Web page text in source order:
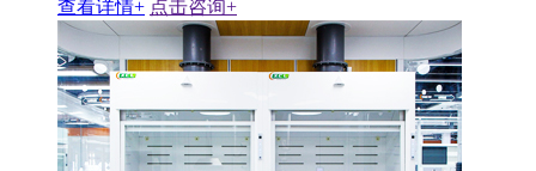
查看详情+ 点击咨询+